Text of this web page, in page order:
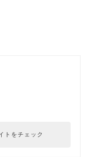
トをチェック